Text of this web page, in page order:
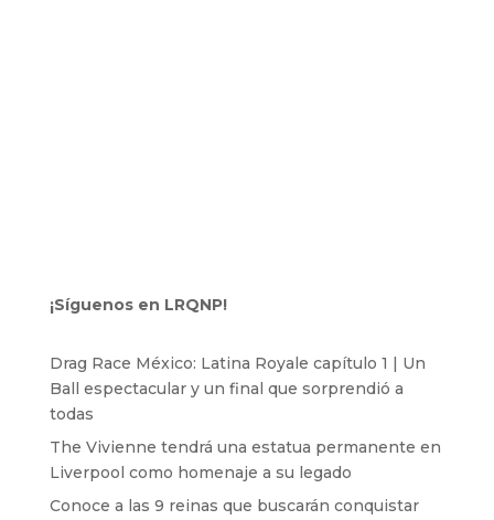
¡Síguenos en LRQNP!
Drag Race México: Latina Royale capítulo 1 | Un
Ball espectacular y un final que sorprendió a
todas
The Vivienne tendrá una estatua permanente en
Liverpool como homenaje a su legado
Conoce a las 9 reinas que buscarán conquistar